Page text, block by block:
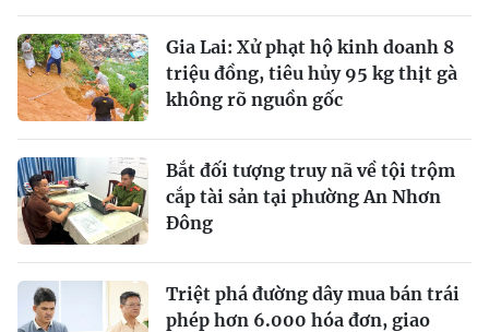
Gia Lai: Xử phạt hộ kinh doanh 8
triệu đồng, tiêu hủy 95 kg thịt gà
không rõ nguồn gốc
Bắt đối tượng truy nã về tội trộm
cắp tài sản tại phường An Nhơn
Đông
Triệt phá đường dây mua bán trái
phép hơn 6.000 hóa đơn, giao